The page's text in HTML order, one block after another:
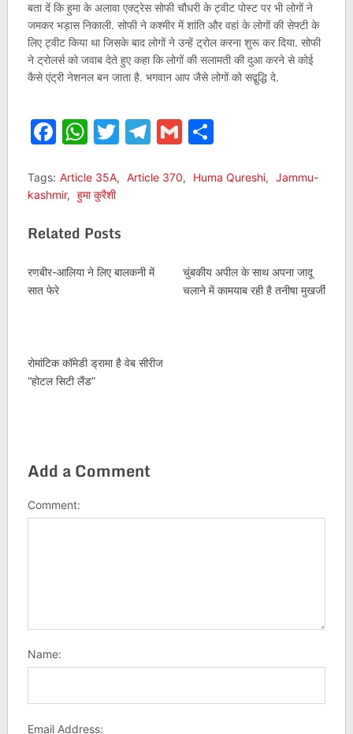
बता दें कि हुमा के अलावा एक्ट्रेस सोफी चौधरी के ट्वीट पोस्ट पर भी लोगों ने
जमकर भड़ास निकाली. सोफी ने कश्मीर में शांति और वहां के लोगों की सेफ्टी के
लिए ट्वीट किया था जिसके बाद लोगों ने उन्हें ट्रोल करना शुरू कर दिया. सोफी
ने ट्रोलर्स को जवाब देते हुए कहा कि लोगों की सलामती की दुआ करने से कोई
कैसे एंट्री नेशनल बन जाता है. भगवान आप जैसे लोगों को सद्बुद्धि दे.
Facebook
WhatsApp
Twitter
Telegram
GmailShare
Tags: Article 35A, Article 370, Huma Qureshi, Jammu-
kashmir, हुमा कुरैशी
Related Posts
रणबीर-आलिया ने लिए बालकनी में
सात फेरे
चुंबकीय अपील के साथ अपना जादू
चलाने में कामयाब रही है तनीषा मुखर्जी
रोमांटिक कॉमेडी ड्रामा है वेब सीरीज
“होटल सिटी लैंड”
Add a Comment
Comment:
Name:
Email Address: